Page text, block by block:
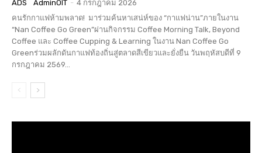
ADS AdminOIT - 4 กรกฎาคม 2026
คนรักกาแฟห้ามพลาด! มาร่วมค้นหาเสน่ห์ของ “กาแฟน่าน”ภายในงาน
“Nan Coffee Go Green”ผ่านกิจกรรม Coffee Morning Talk, Beyond
Coffee และ Coffee Cupping & Learning ในงาน Nan Coffee Go
Greenร่วมผลักดันกาแฟท้องถิ่นสู่ตลาดสีเขียวและยั่งยืน วันพฤหัสบดีที่ 9
กรกฎาคม 2569...